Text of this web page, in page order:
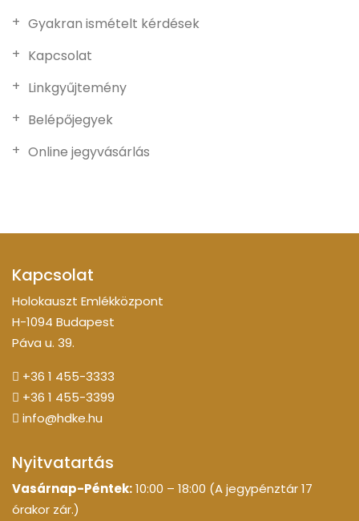
Gyakran ismételt kérdések
Kapcsolat
Linkgyűjtemény
Belépőjegyek
Online jegyvásárlás
Kapcsolat
Holokauszt Emlékközpont
H-1094 Budapest
Páva u. 39.
+36 1 455-3333
+36 1 455-3399
info@hdke.hu
Nyitvatartás
Vasárnap-Péntek:10:00 – 18:00 (A jegypénztár 17
órakor zár.)